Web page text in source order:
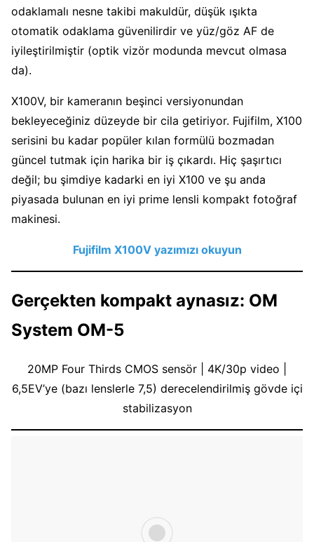
odaklamalı nesne takibi makuldür, düşük ışıkta
otomatik odaklama güvenilirdir ve yüz/göz AF de
iyileştirilmiştir (optik vizör modunda mevcut olmasa
da).
X100V, bir kameranın beşinci versiyonundan
bekleyeceğiniz düzeyde bir cila getiriyor. Fujifilm, X100
serisini bu kadar popüler kılan formülü bozmadan
güncel tutmak için harika bir iş çıkardı. Hiç şaşırtıcı
değil; bu şimdiye kadarki en iyi X100 ve şu anda
piyasada bulunan en iyi prime lensli kompakt fotoğraf
makinesi.
Fujifilm X100V yazımızı okuyun
Gerçekten kompakt aynasız: OM
System OM-5
20MP Four Thirds CMOS sensör | 4K/30p video |
6,5EV’ye (bazı lenslerle 7,5) derecelendirilmiş gövde içi
stabilizasyon